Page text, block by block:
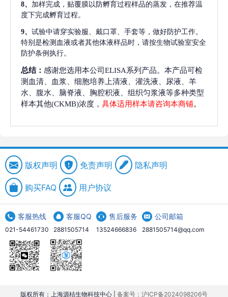
8、 加样完成，贴覆膜以防孵育过程样品的蒸发，在推荐温
度下完成孵育过程。
9、 试验中请穿实验服、戴口罩、手套等，做好防护工作。
特别是检测血液或者其他体液样品时，请按生物试验室安全
防护条例执行。
总结： 感谢您选用本公司ELISA系列产品。本产品可检
测血清、血浆、细胞培养上清液、灌洗液、尿液、羊
水、腹水、脑脊液、胸腔积液、组织匀浆液等多种类型
样本其他(CKMB)浓度， 具体适用样本请咨询本商铺。
版权声明 免责声明 隐私声明
购买FAQ 用户协议
客服热线
021-54461730
客服QQ
2881505714
售后服务
13524666836
公司邮箱
2881505714@qq.com
版权所有：上海源桔生物科技中心 | 备案号：沪ICP备2024098206号